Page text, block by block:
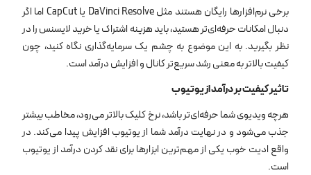
برخی نرم‌افزارها رایگان هستند مثل DaVinci Resolve یا CapCut اما اگر
دنبال امکانات حرفه‌ای‌تر هستید، باید هزینه اشتراک یا خرید لایسنس را در
نظر بگیرید. به این موضوع به چشم یک سرمایه‌گذاری نگاه کنید، چون
کیفیت بالاتر به معنی رشد سریع‌تر کانال و افزایش درآمد است.
تاثیر کیفیت بر درآمد از یوتیوب
هرچه ویدیوی شما حرفه‌ای‌تر باشد، نرخ کلیک بالاتر می‌رود، مخاطب بیشتر
جذب می‌شود و در نهایت درآمد شما از یوتیوب افزایش پیدا می‌کند. در
واقع ادیت خوب یکی از مهم‌ترین ابزارها برای نقد کردن درآمد از یوتیوب
است.